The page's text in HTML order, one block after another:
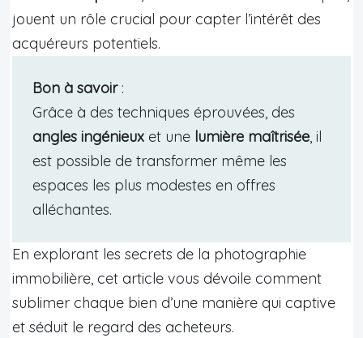
jouent un rôle crucial pour capter l’intérêt des
acquéreurs potentiels.
Bon à savoir:
Grâce à des techniques éprouvées, des
angles ingénieux et une lumière maîtrisée, il
est possible de transformer même les
espaces les plus modestes en offres
alléchantes.
En explorant les secrets de la photographie
immobilière, cet article vous dévoile comment
sublimer chaque bien d’une manière qui captive
et séduit le regard des acheteurs.